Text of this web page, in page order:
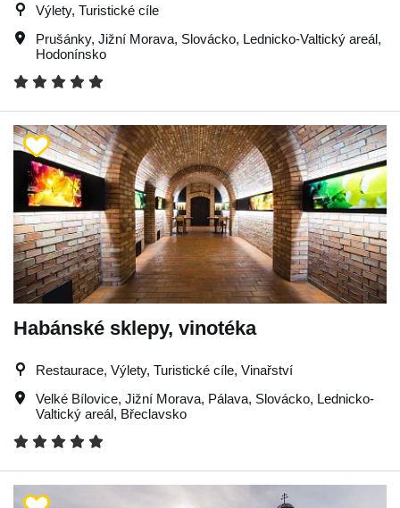
Výlety, Turistické cíle
Prušánky, Jižní Morava, Slovácko, Lednicko-Valtický areál,
Hodonínsko
Habánské sklepy, vinotéka
Restaurace, Výlety, Turistické cíle, Vinařství
Velké Bílovice, Jižní Morava, Pálava, Slovácko, Lednicko-
Valtický areál, Břeclavsko